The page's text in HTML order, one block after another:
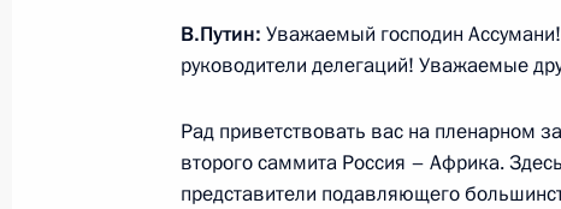
Встреча с военнослужащими
В.Путин: Уважаемый господин
руководители делегаций! Уважаемые
Рад приветствовать вас на пленарном
второго саммита Россия – Африка.
представители подавляющего